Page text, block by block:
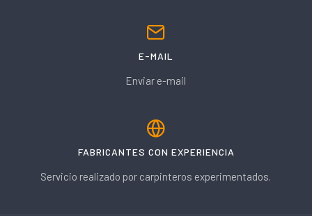
E-MAIL
Enviar e-mail
FABRICANTES CON EXPERIENCIA
Servicio realizado por carpinteros experimentados.